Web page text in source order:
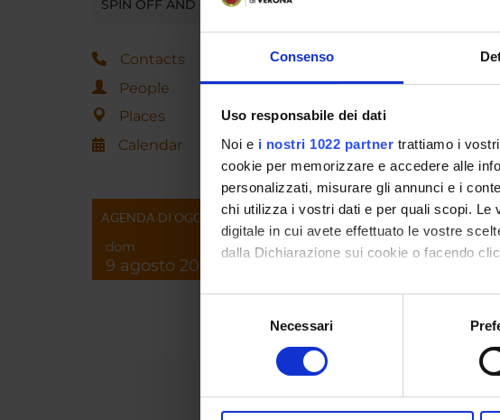
Consenso
Uso responsabile dei dati
Noi e i nostri 1022 partner trattiamo i
cookie per memorizzare e accedere alle
personalizzati, misurare gli annunci e i
chi utilizza i vostri dati e per quali scopi.
digitale in cui avete effettuato le vostre
dalla Dichiarazione sui cookie o facendo
Con il tuo consenso, vorremmo anche:
raccogliere informazioni sulla tua
digitali).
modificare o ritirare il tuo consenso in
Necessari
SPIN OFF AND COMPANIES
Contacts
People
Places
Calendar
AGENDA DI OGGI
dom
9 agosto 2026
Web page
Department